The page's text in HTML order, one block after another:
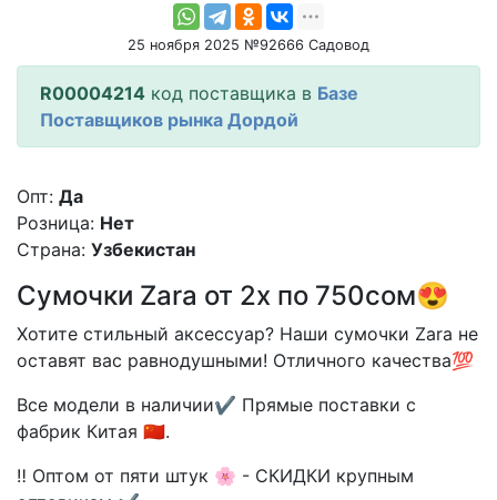
25 ноября 2025 №92666 Садовод
R00004214 код поставщика в Базе
Поставщиков рынка Дордой
Опт: Да
Розница: Нет
Страна: Узбекистан
Сумочки Zara от 2х по 750сом😍
Хотите стильный аксессуар? Наши сумочки Zara не
оставят вас равнодушными! Отличного качества💯
Все модели в наличии✔️ Прямые поставки с
фабрик Китая 🇨🇳.
‼️ Оптом от пяти штук 🌸 - СКИДКИ крупным